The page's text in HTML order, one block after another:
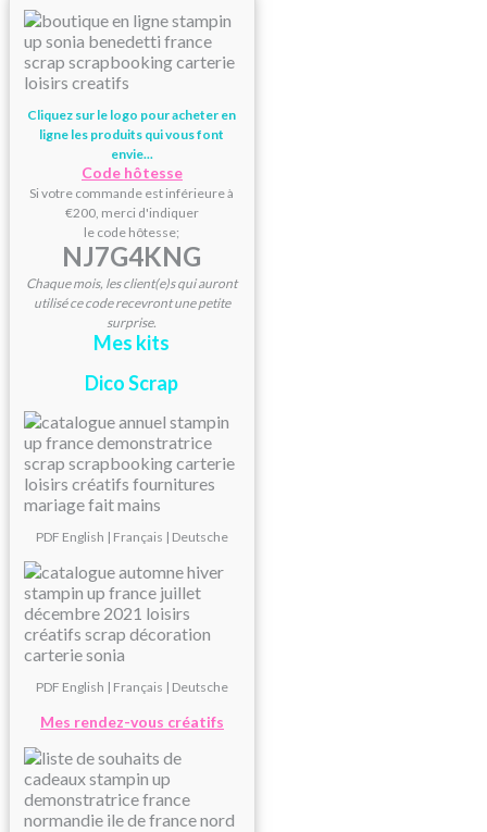
Cliquez sur le logo pour acheter en
ligne les produits qui vous font
envie...
Code hôtesse
Si votre commande est inférieure à
€200, merci d'indiquer
le code hôtesse;
NJ7G4KNG
Chaque mois, les client(e)s qui auront
utilisé ce code recevront une petite
surprise.
Mes kits
Dico Scrap
PDF English | Français | Deutsche
PDF English | Français | Deutsche
Mes rendez-vous créatifs